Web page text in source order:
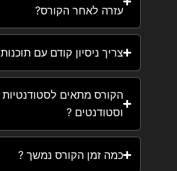
עזרה לאחר הקורס?
צריך ניסיון קודם עם תוכנות AI ?
הקורס מתאים לסטודנטיות
וסטודנטים ?
כמה זמן הקורס נמשך ?